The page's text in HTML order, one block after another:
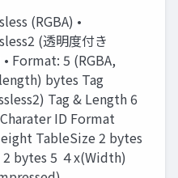
(RGBA) •
(透明度付き
Format: 5 (RGBA,
bytes Tag
Tag & Length 6
ID Format
TableSize 2 bytes
bytes 5 ４x(Width)